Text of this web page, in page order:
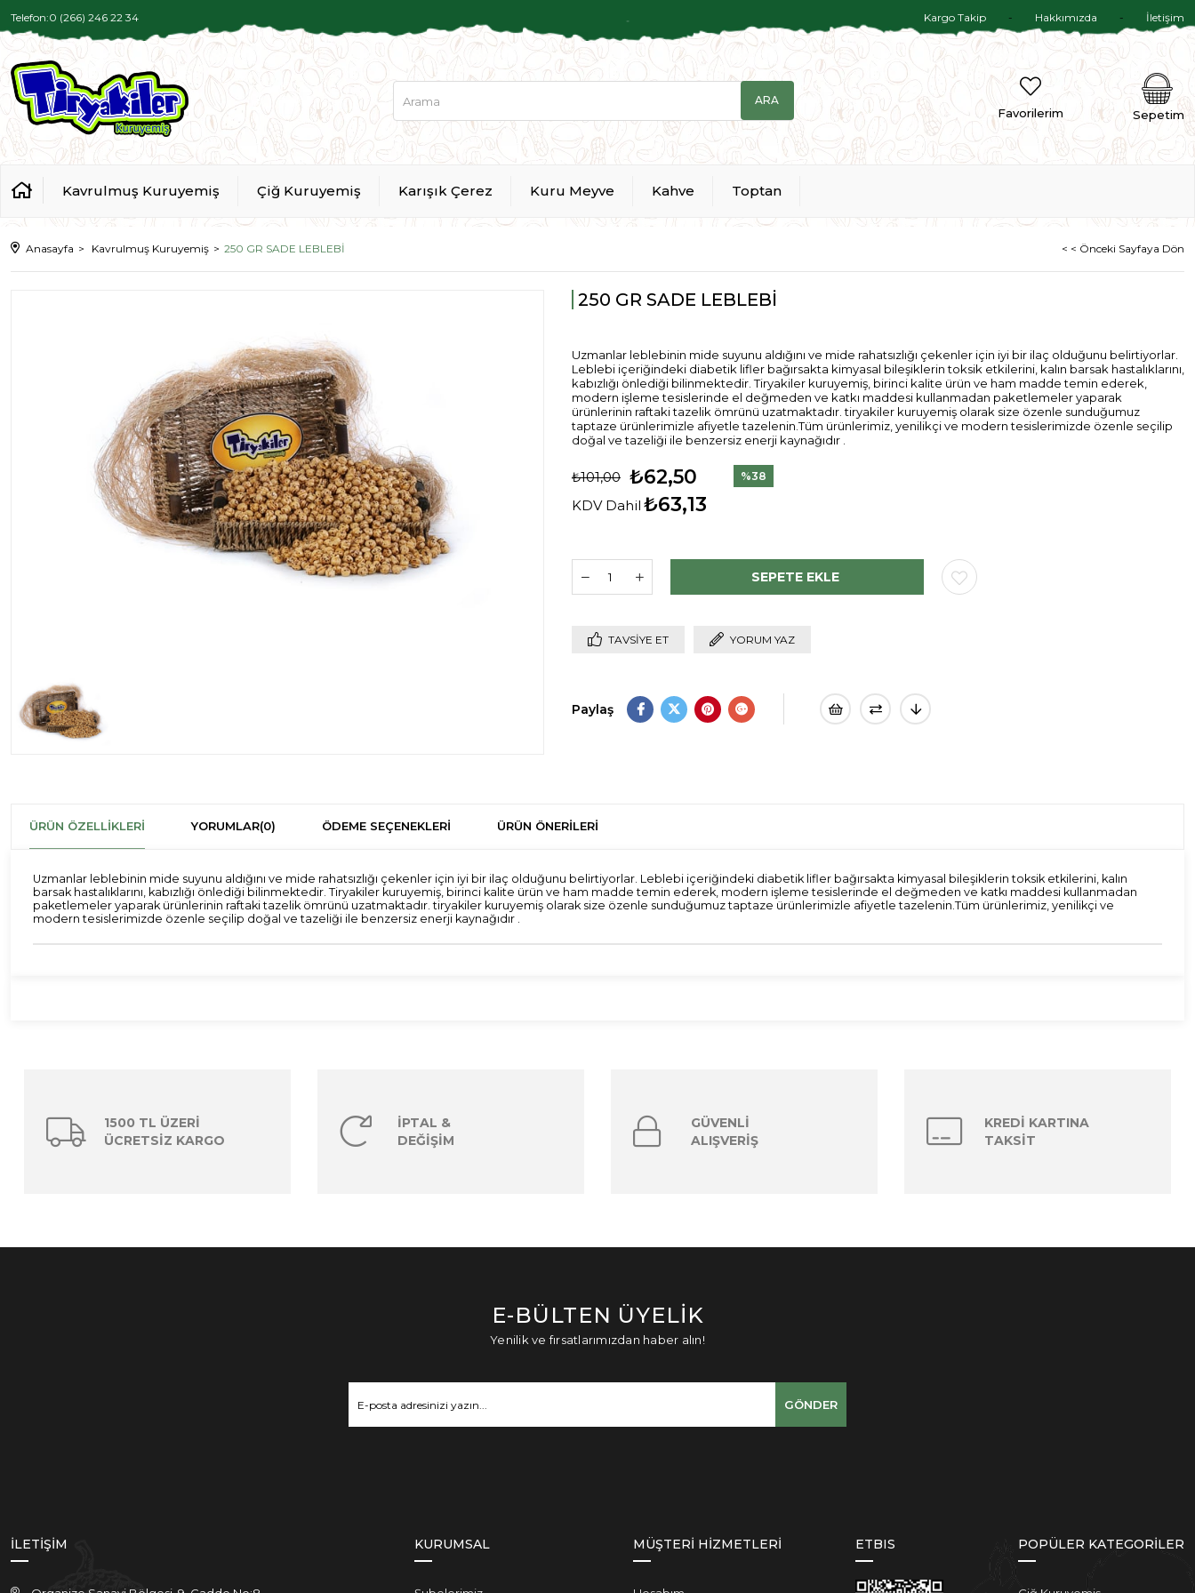
Telefon:0 (266) 246 22 34 Kargo Takip Hakkımızda İletişim
Sepetim
Favorilerim
Kavrulmuş Kuruyemiş Çiğ Kuruyemiş Karışık Çerez Kuru Meyve Kahve Toptan
Anasayfa Kavrulmuş Kuruyemiş 250 GR SADE LEBLEBİ < < Önceki Sayfaya Dön
250 GR SADE LEBLEBİ
Uzmanlar leblebinin mide suyunu aldığını ve mide rahatsızlığı çekenler için iyi bir ilaç olduğunu belirtiyorlar.
Leblebi içeriğindeki diabetik lifler bağırsakta kimyasal bileşiklerin toksik etkilerini, kalın barsak hastalıklarını,
kabızlığı önlediği bilinmektedir. Tiryakiler kuruyemiş, birinci kalite ürün ve ham madde temin ederek,
modern işleme tesislerinde el değmeden ve katkı maddesi kullanmadan paketlemeler yaparak
ürünlerinin raftaki tazelik ömrünü uzatmaktadır. tiryakiler kuruyemiş olarak size özenle sunduğumuz
taptaze ürünlerimizle afiyetle tazelenin.Tüm ürünlerimiz, yenilikçi ve modern tesislerimizde özenle seçilip
doğal ve tazeliği ile benzersiz enerji kaynağıdır .
₺101,00 ₺62,50
KDV Dahil ₺63,13
%38
TAVSIYE ET YORUM YAZ
Paylaş
ÜRÜN ÖZELLIKLERI YORUMLAR(0) ÖDEME SEÇENEKLERI ÜRÜN ÖNERILERI
Uzmanlar leblebinin mide suyunu aldığını ve mide rahatsızlığı çekenler için iyi bir ilaç olduğunu belirtiyorlar. Leblebi içeriğindeki diabetik lifler bağırsakta kimyasal bileşiklerin toksik etkilerini, kalın
barsak hastalıklarını, kabızlığı önlediği bilinmektedir. Tiryakiler kuruyemiş, birinci kalite ürün ve ham madde temin ederek, modern işleme tesislerinde el değmeden ve katkı maddesi kullanmadan
paketlemeler yaparak ürünlerinin raftaki tazelik ömrünü uzatmaktadır. tiryakiler kuruyemiş olarak size özenle sunduğumuz taptaze ürünlerimizle afiyetle tazelenin.Tüm ürünlerimiz, yenilikçi ve
modern tesislerimizde özenle seçilip doğal ve tazeliği ile benzersiz enerji kaynağıdır .
1500 TL ÜZERİ
ÜCRETSİZ KARGO
İPTAL &
DEĞİŞİM
GÜVENLİ
ALIŞVERİŞ
KREDİ KARTINA
TAKSİT
E-BÜLTEN ÜYELİK
Yenilik ve fırsatlarımızdan haber alın!
GÖNDER
İLETİŞİM KURUMSAL MÜŞTERİ HİZMETLERİ ETBIS POPÜLER KATEGORİLER